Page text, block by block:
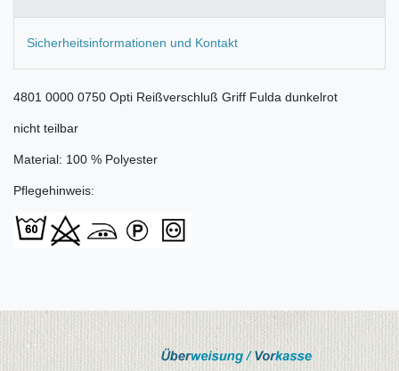
Sicherheitsinformationen und Kontakt
4801 0000 0750 Opti Reißverschluß Griff Fulda dunkelrot
nicht teilbar
Material: 100 % Polyester
Pflegehinweis: